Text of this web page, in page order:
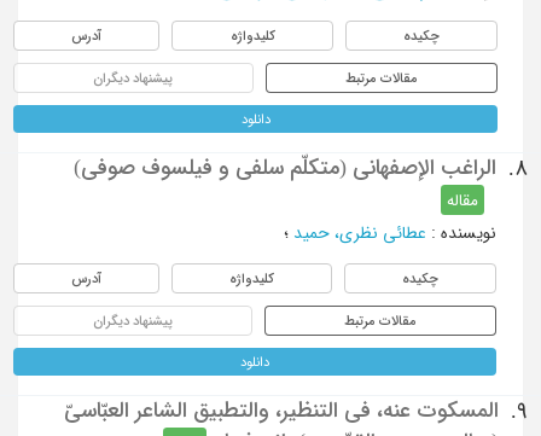
چکیده کلیدواژه آدرس
مقالات مرتبط پیشنهاد دیگران
دانلود
8. الراغب الإصفهاني (متکلّم سلفي و فیلسوف صوفي)
مقاله
نویسنده: عطائي نظري، حمید؛
چکیده کلیدواژه آدرس
مقالات مرتبط پیشنهاد دیگران
دانلود
9.
المسکوت عنه، فی التنظیر، والتطبیق الشاعر العبّاسیّ